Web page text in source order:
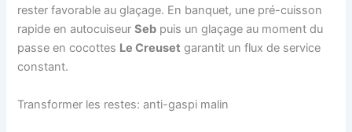
rester favorable au glaçage. En banquet, une pré-cuisson
rapide en autocuiseurSeb puis un glaçage au moment du
passe en cocottes Le Creuset garantit un flux de service
constant.
Transformer les restes: anti-gaspi malin